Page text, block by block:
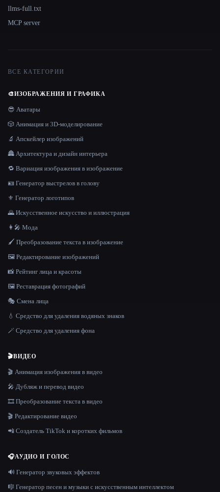
llms-full.txt
MCP server
ВСЕ КАТЕГОРИИ
🎨ИЗОБРАЖЕНИЯ И ГРАФИКА
😎 Аватары
🎲 Анимация и 3D-моделирование
🔬 Апскейлер изображений
🏯 Архитектура и дизайн интерьера
🔁 Вариация изображения в изображение
🪪 Генератор выстрелов в голову
⚜️ Генератор логотипов
🌄 Искусственное искусство и иллюстрация
👩‍🎤 Мода
🖌️ Преобразование текста в изображение
🖼️ Редактирование изображений
📸 Рейтинг лица и красоты
🖼️ Реставрация фотографий
🎭 Смена лица
💧 Средство для удаления водяных знаков
🪄 Средство для удаления фона
🎬ВИДЕО
🎬 Анимация изображения в видео
🎤 Дубляж и перевод видео
🎞️ Преобразование текста в видео
🎬 Редактирование видео
📲 Создатель TikTok и коротких фильмов
🎧АУДИО И ГОЛОС
🔊 Генератор звуковых эффектов
🎼 Генератор песен и музыки с искусственным интеллектом